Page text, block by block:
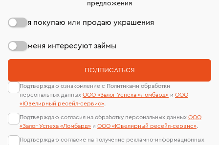
предложения
я покупаю или продаю украшения
меня интересуют займы
ПОДПИСАТЬСЯ
Подтверждаю ознакомление с Политиками обработки
персональных данных ООО «Залог Успеха «Ломбард» и ООО
«Ювелирный ресейл-сервиc».
Подтверждаю согласия на обработку персональных данных ООО
«Залог Успеха «Ломбард» и ООО «Ювелирный ресейл-сервиc».
Подтверждаю согласие на получение рекламно-информационных